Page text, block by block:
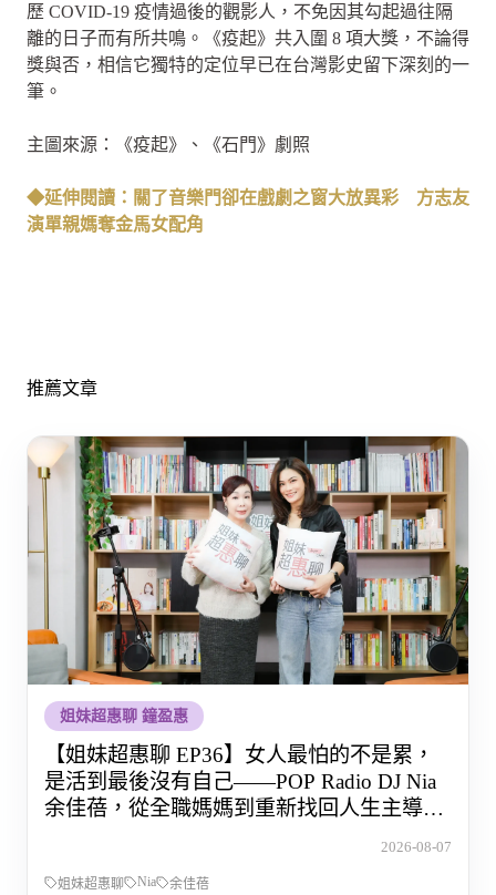
歷 COVID-19 疫情過後的觀影人，不免因其勾起過往隔
離的日子而有所共鳴。《疫起》共入圍 8 項大獎，不論得
獎與否，相信它獨特的定位早已在台灣影史留下深刻的一
筆。
主圖來源：《疫起》、《石門》劇照
◆延伸閱讀：關了音樂門卻在戲劇之窗大放異彩 方志友
演單親媽奪金馬女配角
推薦文章
姐妹超惠聊 鐘盈惠
【姐妹超惠聊 EP36】女人最怕的不是累，
是活到最後沒有自己——POP Radio DJ Nia
余佳蓓，從全職媽媽到重新找回人生主導權
2026-08-07
姐妹超惠聊 Nia 余佳蓓